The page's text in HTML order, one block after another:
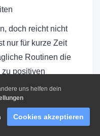
doch reicht nicht
nur für kurze Zeit
Routinen die
positiven
bevorzuge ich
weil du so
Tages das 1.
wirst. 👊🏼
uns helfen dein
Cookies akzeptieren